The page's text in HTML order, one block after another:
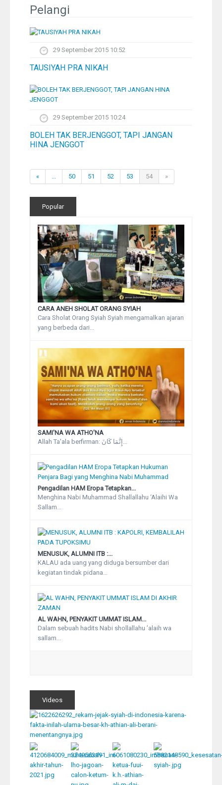
Pelangi
Galeri Foto
Ustadz
Kontak
Pelangi
29 September 2015 10:52
TAUSIYAH PRA NIKAH
29 September 2015 10:24
BOLEH TAK BERJENGGOT, TAPI JANGAN
HINA JENGGOT
« ... 50 51 52 53 54 »
Popular
CARA ANEH SHOLAT ORANG SYIAH
Cara Sholat Orang Syiah Syiah mengamalkan ajaran
yang berbeda dari...
SAMI'NA WA ATHO'NA
Pengadilan HAM Eropa Tetapkan...
Menghina Nabi Muhammad Shallallahu ‘Alaihi Wa
Sallam...
MENUSUK, ALUMNI ITB :...
KALAU ada uang yang diduga bersumber dari
kegiatan tindak pidana...
AL WAHN, PENYAKIT UMMAT ISLAM...
Dalam sebuah hadits Nabi shollallahu ’alaih wa
sallam...
Videos